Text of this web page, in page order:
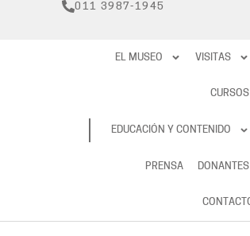
011 3987-1945
RESERVAS
EL MUSEO VISITAS
CURSOS
EDUCACIÓN Y CONTENIDO
PRENSA DONANTES